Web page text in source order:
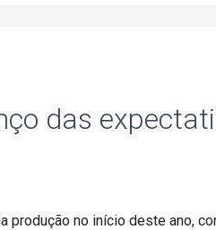
das
no início deste ano,